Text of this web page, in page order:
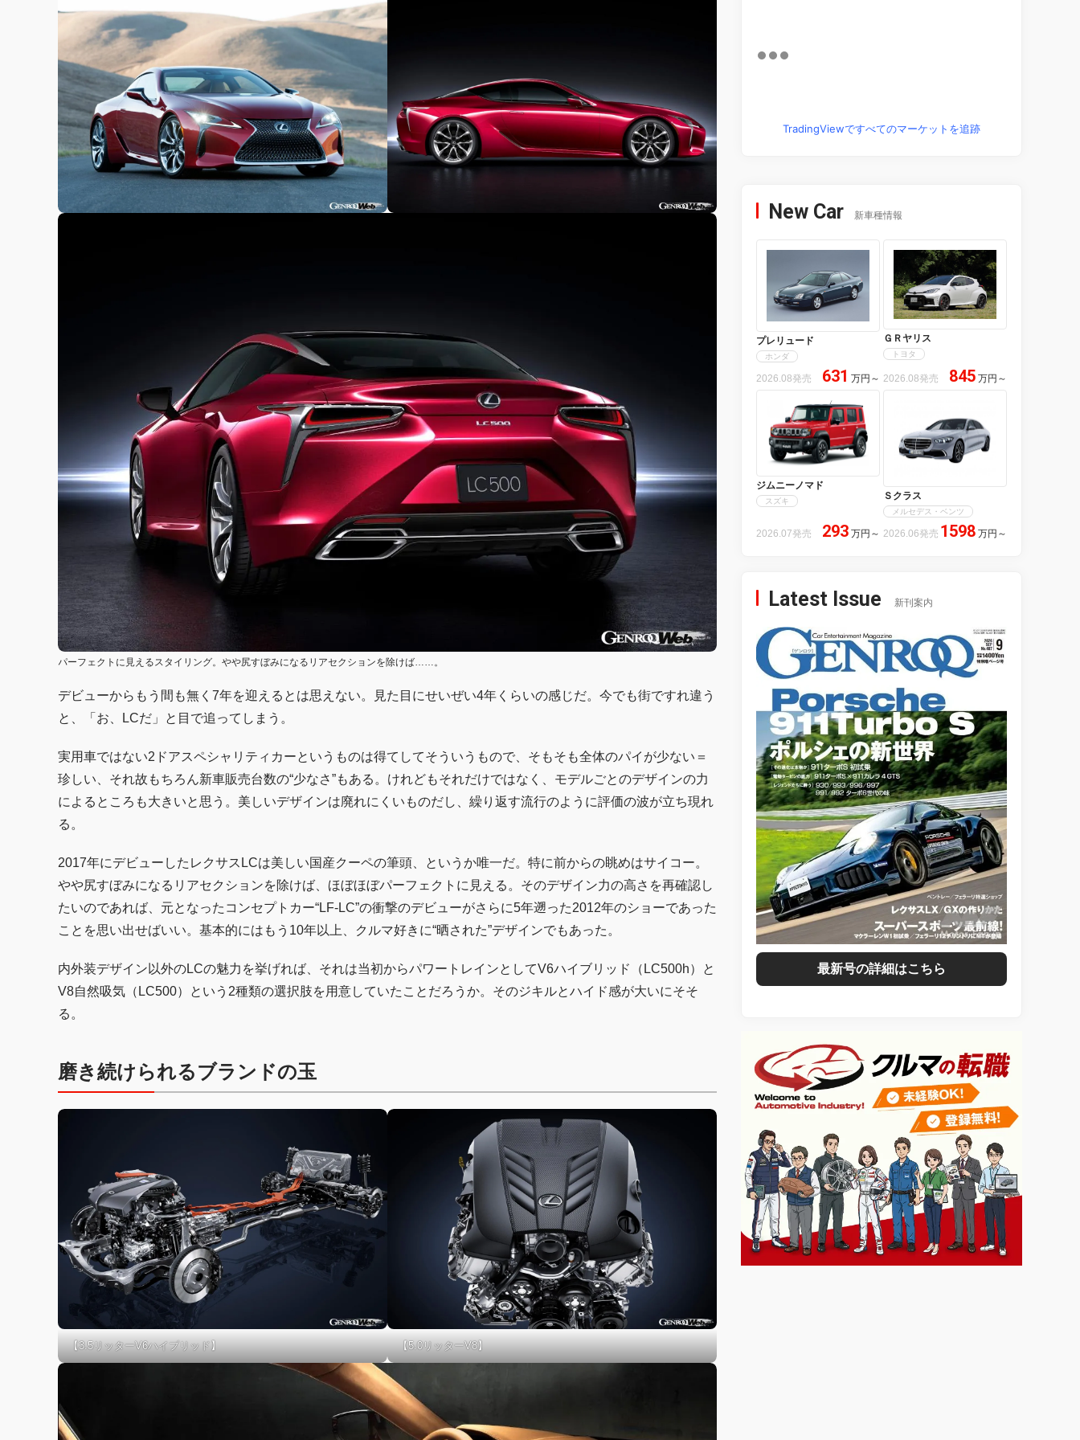
パーフェクトに見えるスタイリング。やや尻すぼみになるリアセクションを除けば……。
デビューからもう間も無く7年を迎えるとは思えない。見た目にせいぜい4年くらいの感じだ。今でも街ですれ違う
と、「お、LCだ」と目で追ってしまう。
実用車ではない2ドアスペシャリティカーというものは得てしてそういうもので、そもそも全体のパイが少ない＝
珍しい、それ故もちろん新車販売台数の“少なさ”もある。けれどもそれだけではなく、モデルごとのデザインの力
によるところも大きいと思う。美しいデザインは廃れにくいものだし、繰り返す流行のように評価の波が立ち現れ
る。
2017年にデビューしたレクサスLCは美しい国産クーペの筆頭、というか唯一だ。特に前からの眺めはサイコー。
やや尻すぼみになるリアセクションを除けば、ほぼほぼパーフェクトに見える。そのデザイン力の高さを再確認し
たいのであれば、元となったコンセプトカー“LF-LC”の衝撃のデビューがさらに5年遡った2012年のショーであった
ことを思い出せばいい。基本的にはもう10年以上、クルマ好きに“晒された”デザインでもあった。
内外装デザイン以外のLCの魅力を挙げれば、それは当初からパワートレインとしてV6ハイブリッド（LC500h）と
V8自然吸気（LC500）という2種類の選択肢を用意していたことだろうか。そのジキルとハイド感が大いにそそ
る。
磨き続けられるブランドの玉
【3.5リッターV6ハイブリッド】 【5.0リッターV8】
TradingViewですべてのマーケットを追跡
New Car 新車種情報
プレリュード
ホンダ
2026.08発売 631 万円 ～
ＧＲヤリス
トヨタ
2026.08発売 845 万円 ～
ジムニーノマド
スズキ
2026.07発売 293 万円 ～
Ｓクラス
メルセデス・ベンツ
2026.06発売 1598 万円 ～
Latest Issue 新刊案内
最新号の詳細はこちら